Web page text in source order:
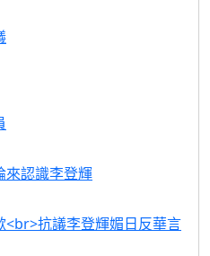
來認識李登輝
<br>抗議李登輝媚日反華言